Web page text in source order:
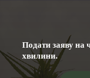
Подати заяву на
хвилини.